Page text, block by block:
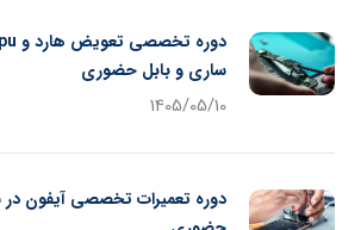
ساری و بابل حضوری
1405/05/10
دوره تعمیرات تخصصی آیفون در